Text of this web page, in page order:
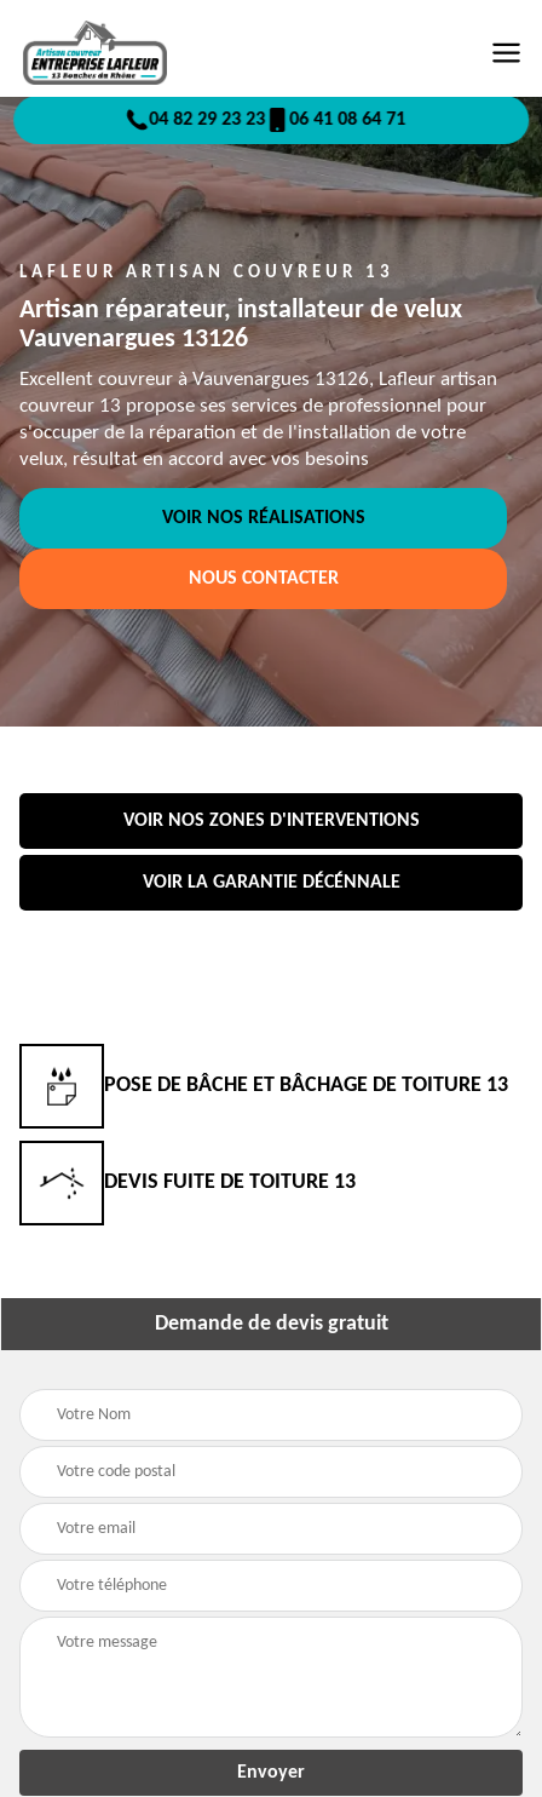
04 82 29 23 23 06 41 08 64 71
LAFLEUR ARTISAN COUVREUR 13
Artisan réparateur, installateur de velux
Vauvenargues 13126
Excellent couvreur à Vauvenargues 13126, Lafleur artisan
couvreur 13 propose ses services de professionnel pour
s'occuper de la réparation et de l'installation de votre
velux, résultat en accord avec vos besoins
VOIR NOS RÉALISATIONS
NOUS CONTACTER
VOIR NOS ZONES D'INTERVENTIONS
VOIR LA GARANTIE DÉCÉNNALE
POSE DE BÂCHE ET BÂCHAGE DE TOITURE 13
DEVIS FUITE DE TOITURE 13
Demande de devis gratuit